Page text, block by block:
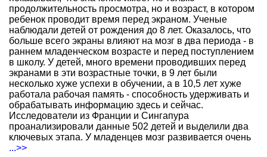
продолжительность просмотра, но и возраст, в котором
ребенок проводит время перед экраном. Ученые
наблюдали детей от рождения до 8 лет. Оказалось, что
больше всего экраны влияют на мозг в два периода - в
раннем младенческом возрасте и перед поступлением
в школу. У детей, много времени проводивших перед
экранами в эти возрастные точки, в 9 лет были
несколько хуже успехи в обучении, а в 10,5 лет хуже
работала рабочая память - способность удерживать и
обрабатывать информацию здесь и сейчас.
Исследователи из Франции и Сингапура
проанализировали данные 502 детей и выделили два
ключевых этапа. У младенцев мозг развивается очень
...>>